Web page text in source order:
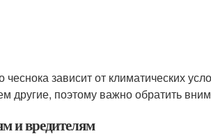
чеснока зависит от климатических
другие, поэтому важно обратить
и вредителям